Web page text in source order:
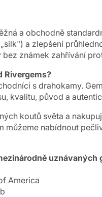
a obchodně
a zlepšení
bez známek zahřívání
Rivergems?
s drahokamy.
kvalitu, původ a
koutů světa a
můžeme nabídnout
uznávaných
America